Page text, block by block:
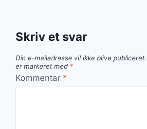
Skriv et svar
Din e-mailadresse vil ikke blive publiceret.
er markeret med *
Kommentar *